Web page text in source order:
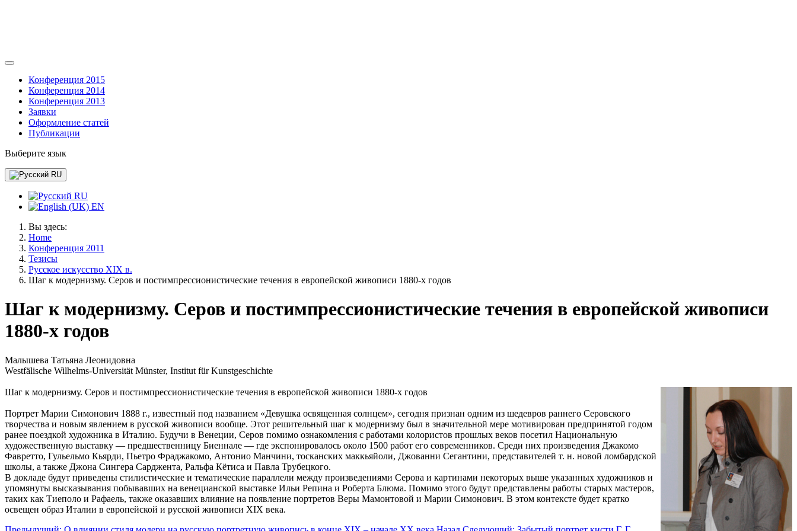
Конференция 2015
Конференция 2014
Конференция 2013
Заявки
Оформление статей
Публикации
Выберите язык
RU
RU
EN
Вы здесь:
Home
Конференция 2011
Тезисы
Русское искусство XIX в.
Шаг к модернизму. Серов и постимпрессионистические течения в европейской живописи 1880-х годов
Шаг к модернизму. Серов и постимпрессионистические течения в европейской живописи
1880-х годов
Малышева Татьяна Леонидовна
Westfälische Wilhelms-Universität Münster, Institut für Kunstgeschichte
Шаг к модернизму. Серов и постимпрессионистические течения в европейской живописи 1880-х годов
Портрет Марии Симонович 1888 г., известный под названием «Девушка освященная солнцем», сегодня признан одним из шедевров раннего Серовского
творчества и новым явлением в русской живописи вообще. Этот решительный шаг к модернизму был в значительной мере мотивирован предпринятой годом
ранее поездкой художника в Италию. Будучи в Венеции, Серов помимо ознакомления с работами колористов прошлых веков посетил Национальную
художественную выставку — предшественницу Биеннале — где экспонировалось около 1500 работ его современников. Среди них произведения Джакомо
Фавретто, Гульельмо Кьярди, Пьетро Фраджакомо, Антонио Манчини, тосканских маккьяйоли, Джованни Сегантини, представителей т. н. новой ломбардской
школы, а также Джона Сингера Сарджента, Ральфа Кётиса и Павла Трубецкого.
В докладе будут приведены стилистические и тематические параллели между произведениями Серова и картинами некоторых выше указанных художников и
упомянуты высказывания побывавших на венецианской выставке Ильи Репина и Роберта Блюма. Помимо этого будут представлены работы старых мастеров,
таких как Тиеполо и Рафаель, также оказавших влияние на появление портретов Веры Мамонтовой и Марии Симонович. В этом контексте будет кратко
освещен образ Италии в европейской и русской живописи XIX века.